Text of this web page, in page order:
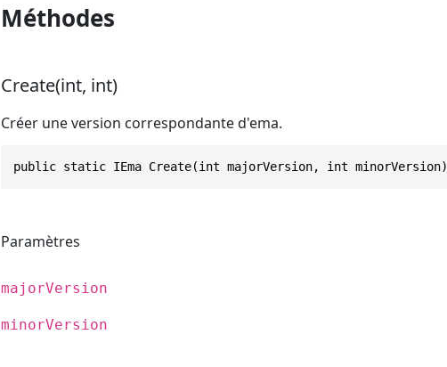
Méthodes
Create(int, int)
Créer une version correspondante d'ema.
public static IEma Create(int majorVersion, int minorVersion)
Paramètres
majorVersion
minorVersion